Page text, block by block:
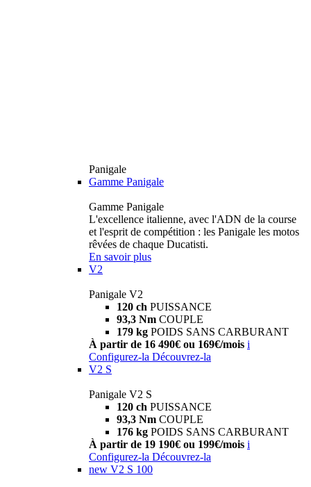
Panigale
Gamme Panigale
Gamme Panigale
L'excellence italienne, avec l'ADN de la course
et l'esprit de compétition : les Panigale les motos
rêvées de chaque Ducatisti.
En savoir plus
V2
Panigale V2
120 ch PUISSANCE
93,3 Nm COUPLE
179 kg POIDS SANS CARBURANT
À partir de 16 490€ ou 169€/mois i
Configurez-la Découvrez-la
V2 S
Panigale V2 S
120 ch PUISSANCE
93,3 Nm COUPLE
176 kg POIDS SANS CARBURANT
À partir de 19 190€ ou 199€/mois i
Configurez-la Découvrez-la
new V2 S 100